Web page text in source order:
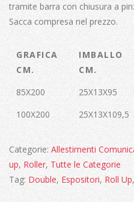
tramite barra con chiusura a
Sacca compresa nel prezzo.
GRAFICA
CM.
IMBALLO
CM.
85X200 25X13X95
100X200
25X13X109,5
Categorie: Allestimenti
up, Roller, Tutte le Categorie
Tag: Double, Espositori, Roll Up,